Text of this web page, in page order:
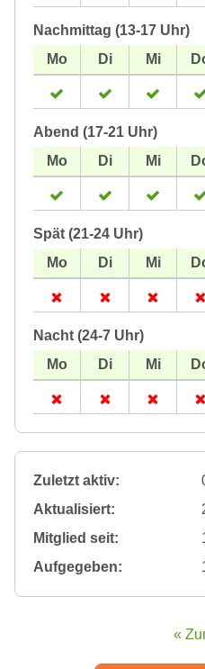
Nachmittag (13-17 Uhr)
Abend (17-21 Uhr)
Spät (21-24 Uhr)
Nacht (24-7 Uhr)
Zuletzt aktiv:
Aktualisiert:
Mitglied seit:
Aufgegeben:
«